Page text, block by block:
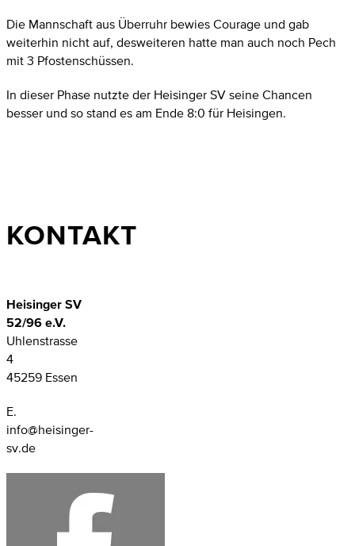
Die Mannschaft aus Überruhr bewies Courage und gab
weiterhin nicht auf, desweiteren hatte man auch noch Pech
mit 3 Pfostenschüssen.
In dieser Phase nutzte der Heisinger SV seine Chancen
besser und so stand es am Ende 8:0 für Heisingen.
KONTAKT
Heisinger SV
52/96 e.V.
Uhlenstrasse
4
45259 Essen
E.
info@heisinger-
sv.de